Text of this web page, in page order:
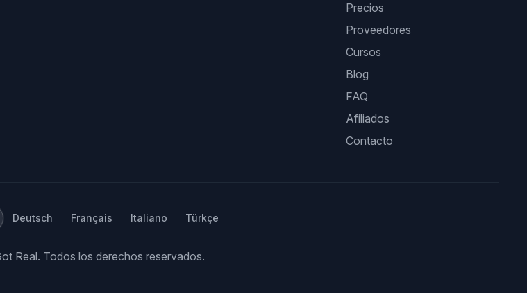
Precios
Proveedores
Cursos
Blog
FAQ
Afiliados
Contacto
Deutsch Français Italiano Türkçe
Real. Todos los derechos reservados.